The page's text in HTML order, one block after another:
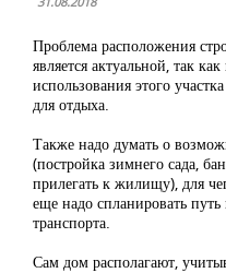
Проблема расположения
является актуальной, так
использования этого
для отдыха.
Также надо думать о
(постройка зимнего сада,
прилегать к жилищу), для
еще надо спланировать
транспорта.
Сам дом располагают,